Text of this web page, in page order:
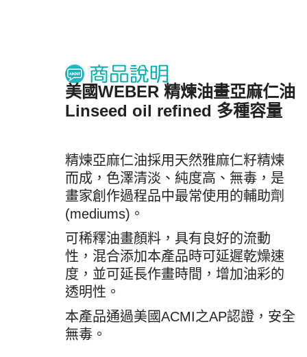
美國WEBER 精煉油畫亞麻仁油
Linseed oil refined 多種容量
精煉亞麻仁油採用天然雅麻仁籽精煉
而成，色澤清淡、純度高、無毒，是
畫家創作過程品中最常使用的輔助劑
(mediums)。
可稀釋油畫顏料，具有良好的流動
性，混合添加本產品時可延遲乾燥速
度，並可延長作畫時間，增加油彩的
透明性。
本產品通過美國ACMI之AP認證，安全
無毒。